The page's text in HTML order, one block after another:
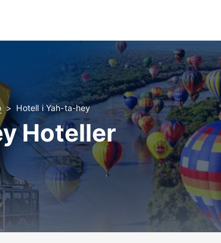
Hotell i Yah-ta-hey
Hoteller